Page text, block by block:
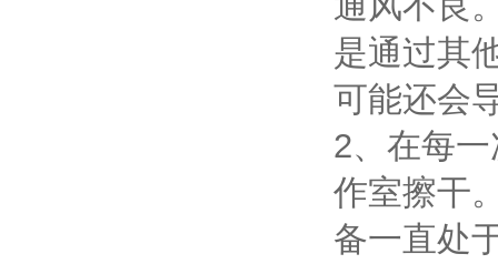
是通过其
可能还会
2、在每
作室擦干
备一直处